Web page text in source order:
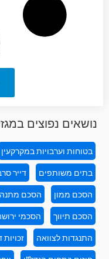
נושאים נפוצים
בטוחות וערבויות במקרקעין
בתים משותפים
דייר
הסכם ממון
הסכם מתנה
הסכם תיווך
הסכמי
התנגדות לצוואה